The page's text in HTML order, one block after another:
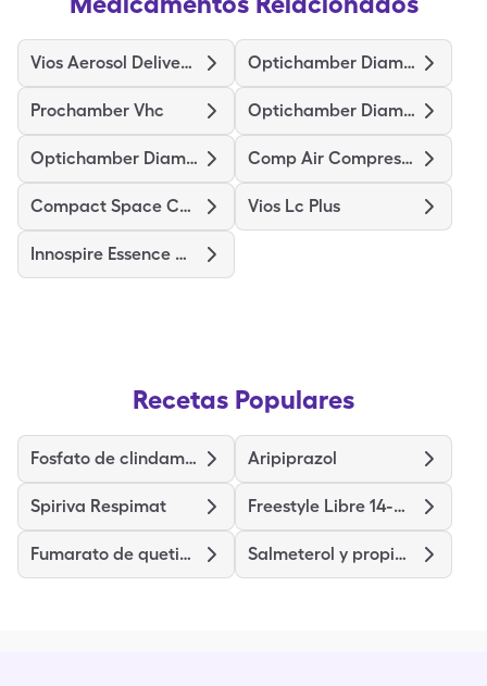
Vios Aerosol Delivery System Optichamber Diamond
Prochamber Vhc Optichamber Diamond-Md Mask
Optichamber Diamond-Lg Mask Comp Air Compressor Nebulizer
Compact Space Chamber Vios Lc Plus
Innospire Essence Nebulizer
Recetas Populares
Fosfato de clindamicina Aripiprazol
Spiriva Respimat Freestyle Libre 14-Day System
Fumarato de quetiapina Salmeterol y propionato de fluticasona